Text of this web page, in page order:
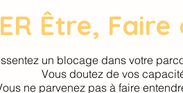
Être,
un blocage dans votre
Vous doutez de vos
ne parvenez pas à faire